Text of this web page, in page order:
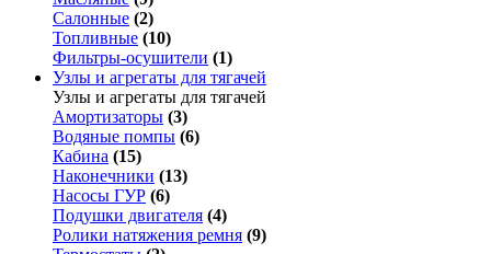
Салонные (2)
Топливные (10)
Фильтры-осушители (1)
Узлы и агрегаты для тягачей
Узлы и агрегаты для тягачей
Амортизаторы (3)
Водяные помпы (6)
Кабина (15)
Наконечники (13)
Насосы ГУР (6)
Подушки двигателя (4)
Ролики натяжения ремня (9)